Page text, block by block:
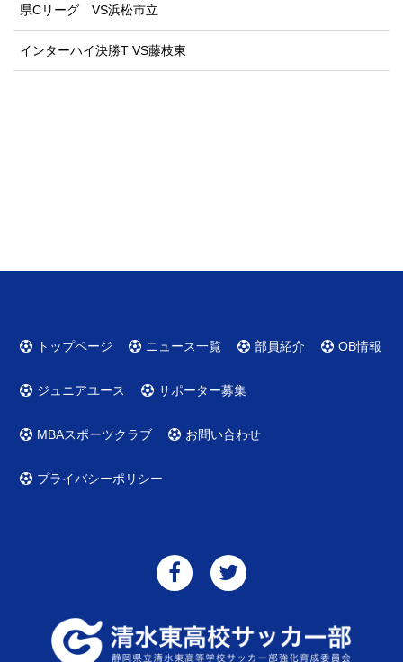
県Cリーグ VS浜松市立
インターハイ決勝T VS藤枝東
トップページ ニュース一覧 部員紹介 OB情報
ジュニアユース サポーター募集
MBAスポーツクラブ お問い合わせ
プライバシーポリシー